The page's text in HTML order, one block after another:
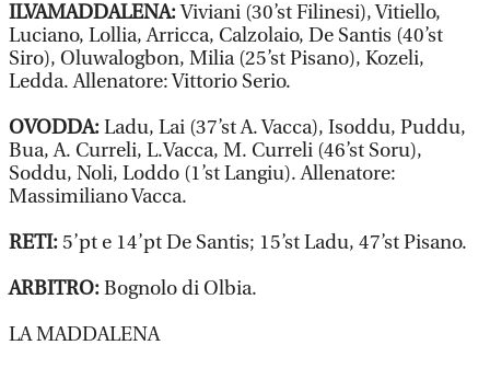
ILVAMADDALENA:Viviani (30’st Filinesi), Vitiello,
Luciano, Lollia, Arricca, Calzolaio, De Santis (40’st
Siro), Oluwalogbon, Milia (25’st Pisano), Kozeli,
Ledda. Allenatore: Vittorio Serio.
OVODDA:Ladu, Lai (37’st A. Vacca), Isoddu, Puddu,
Bua, A. Curreli, L.Vacca, M. Curreli (46’st Soru),
Soddu, Noli, Loddo (1’st Langiu). Allenatore:
Massimiliano Vacca.
RETI:5’pt e 14’pt De Santis; 15’st Ladu, 47’st Pisano.
ARBITRO:Bognolo di Olbia.
LA MADDALENA